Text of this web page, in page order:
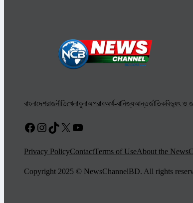
বাংলাদেশরাজনীতিখেলাধুলাঅপরাধঅর্থ-বানিজ্যআন্তর্জাতিকবিদ্যুৎ ও
Facebook
Instagram
TikTok
X YouTube
Privacy PolicyContactTerms of UseAbout the
Copyright 2025 © NewsChannelBD. All rights